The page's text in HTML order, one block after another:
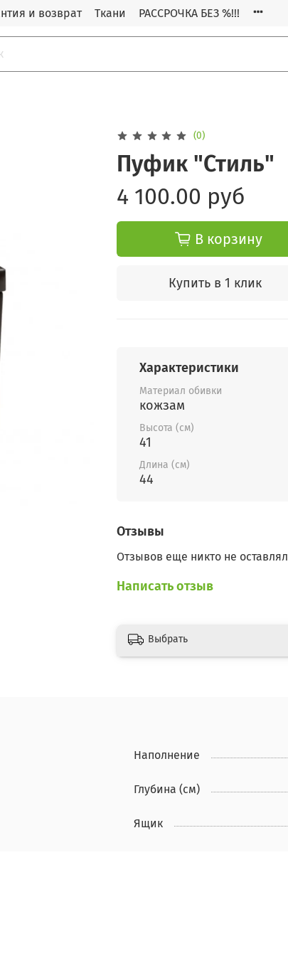
и возврат Ткани РАССРОЧКА БЕЗ %!!!
(0)
Пуфик "Стиль"
4 100.00 руб
В корзину
Купить в 1 клик
Характеристики
Материал обивки
кожзам
Высота (см)
41
Длина (см)
44
Отзывы
Отзывов еще никто не оставлял
Написать отзыв
Выбрать
Наполнение
Глубина (см)
Ящик